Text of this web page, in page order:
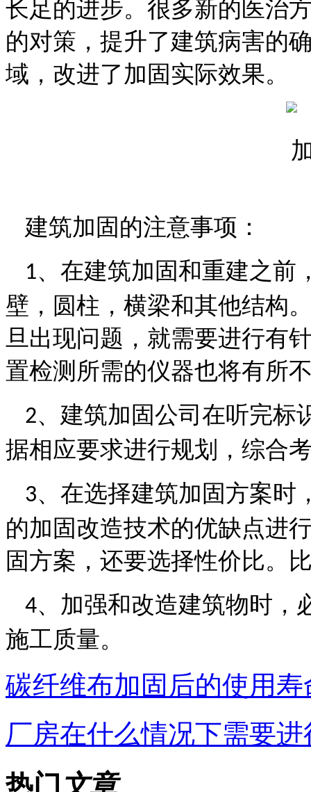
长足的进步。很多新的医治
的对策，提升了建筑病害的
域，改进了加固实际效果。
建筑加固的注意事项：
1、在建筑加固和重建之前
壁，圆柱，横梁和其他结构
旦出现问题，就需要进行有
置检测所需的仪器也将有所
2、建筑加固公司在听完标
据相应要求进行规划，综合
3、在选择建筑加固方案时
的加固改造技术的优缺点进
固方案，还要选择性价比。
4、加强和改造建筑物时，
施工质量。
碳纤维布加固后的使用寿
厂房在什么情况下需要
热门 文章